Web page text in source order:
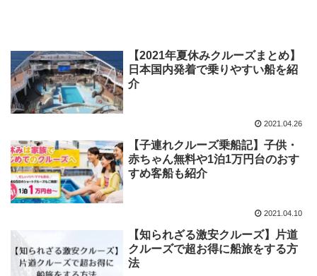
【2021年夏休みクルーズまとめ】
日本国内発着で乗りやすい船を紹
介
2021.04.26
【子連れクルーズ乗船記】子供・
赤ちゃん無料や1泊1万円台のおす
すめ客船も紹介
2021.04.10
【知られざる激安クルーズ】片道
クルーズで超お得に船旅をする方
法